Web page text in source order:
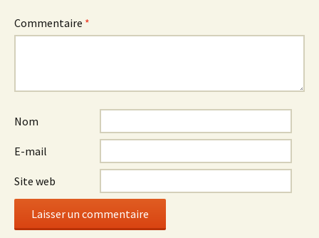
Commentaire *
Nom
E-mail
Site web